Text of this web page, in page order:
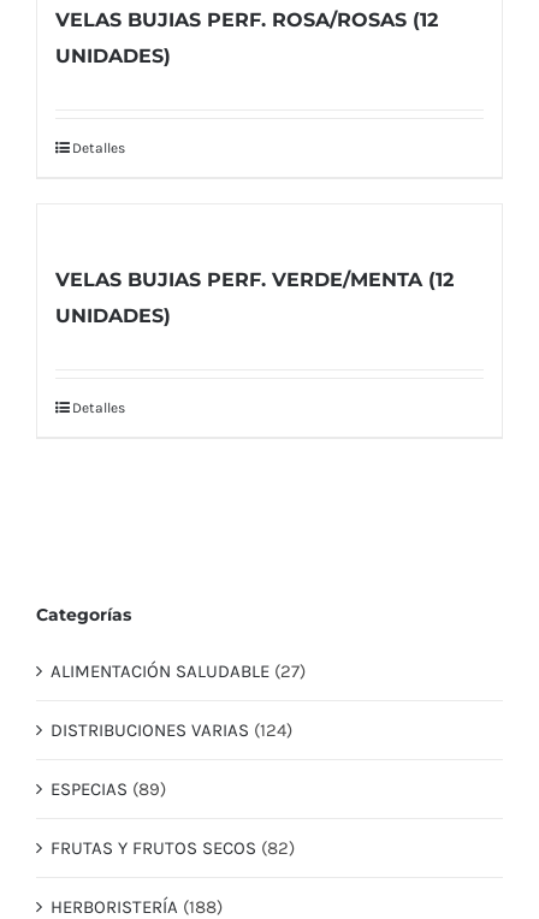
VELAS BUJIAS PERF. ROSA/ROSAS (12
UNIDADES)
Detalles
VELAS BUJIAS PERF. VERDE/MENTA (12
UNIDADES)
Detalles
Categorías
ALIMENTACIÓN SALUDABLE (27)
DISTRIBUCIONES VARIAS (124)
ESPECIAS (89)
FRUTAS Y FRUTOS SECOS (82)
HERBORISTERÍA (188)